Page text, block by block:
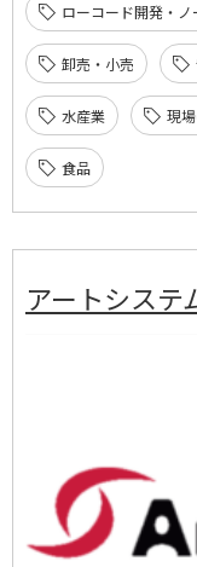
ローコード開発・
卸売・小売
水産業 現
食品
アートシステ